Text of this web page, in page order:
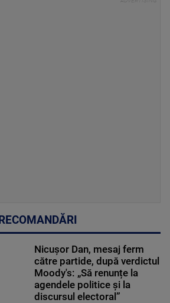
RECOMANDĂRI
Nicușor Dan, mesaj ferm
către partide, după verdictul
Moody's: „Să renunțe la
agendele politice şi la
discursul electoral”